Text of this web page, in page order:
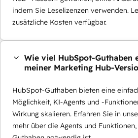
indem Sie Leselizenzen verwenden.
zusätzliche Kosten verfügbar.
Wie viel HubSpot-Guthaben
meiner Marketing Hub-
HubSpot-Guthaben bieten eine
Möglichkeit, KI-Agents und -
Wirkung skalieren. Erfahren Sie in
mehr über die Agents und